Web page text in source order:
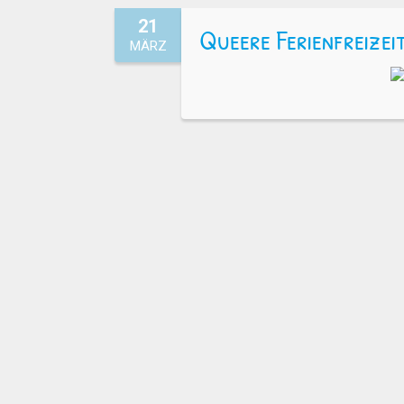
21
MÄRZ Queere